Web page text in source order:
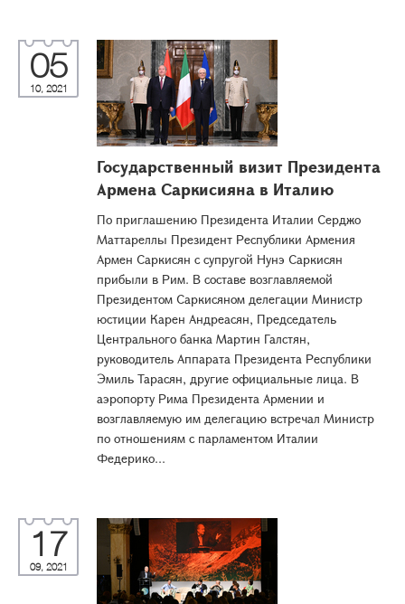
05
10, 2021
Государственный визит Президента
Армена Саркисияна в Италию
По приглашению Президента Италии Серджо
Маттареллы Президент Республики Армения
Армен Саркисян с супругой Нунэ Саркисян
прибыли в Рим. В составе возглавляемой
Президентом Саркисяном делегации Министр
юстиции Карен Андреасян, Председатель
Центрального банка Мартин Галстян,
руководитель Аппарата Президента Республики
Эмиль Тарасян, другие официальные лица. В
аэропорту Рима Президента Армении и
возглавляемую им делегацию встречал Министр
по отношениям с парламентом Италии
Федерико...
17
09, 2021